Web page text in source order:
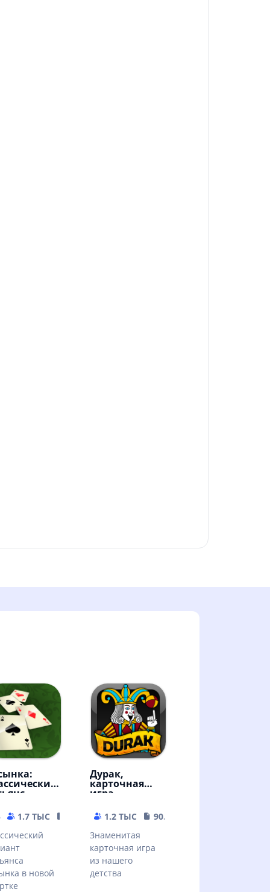
1.7 ТЫС
20.14 MB
в новой
Дурак,
карточная
игра
1.2 ТЫС
90.53 MB
Знаменитая
карточная игра
из нашего
детства